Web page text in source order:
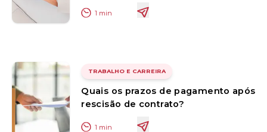
1 min
TRABALHO E CARREIRA
Quais os prazos de pagamento após
rescisão de contrato?
1 min